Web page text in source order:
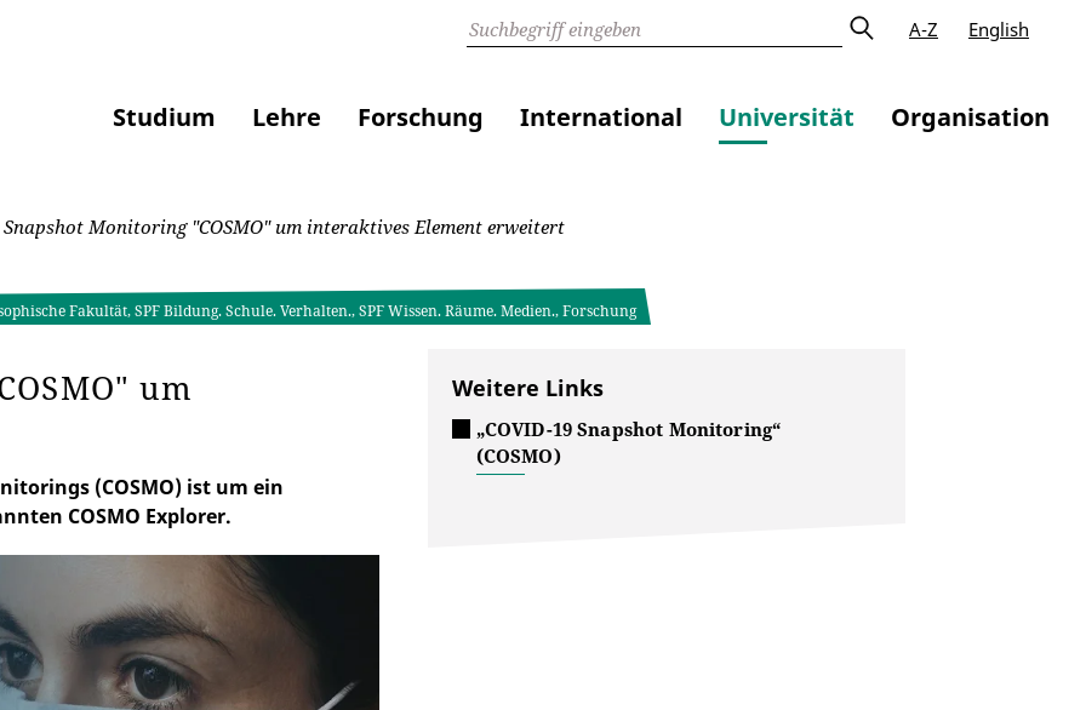
A-Z English
Studium Lehre Forschung International Universität Organisation
Monitoring "COSMO" um interaktives Element erweitert
Fakultät, SPF Bildung. Schule. Verhalten., SPF Wissen. Räume. Medien., Forschung
um
(COSMO) ist um ein
COSMO Explorer.
Weitere Links
„COVID-19 Snapshot Monitoring“
(COSMO)